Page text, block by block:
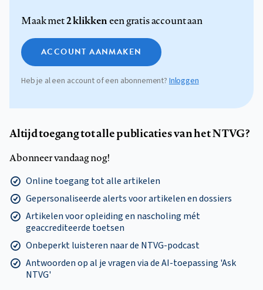
Maak met2 klikkeneen gratis account aan
ACCOUNT AANMAKEN
Heb je al een account of een abonnement?Inloggen
Altijd toegang tot alle publicaties van het NTVG?
Abonneer vandaag nog!
Online toegang tot alle artikelen
Gepersonaliseerde alerts voor artikelen en dossiers
Artikelen voor opleiding en nascholing mét
geaccrediteerde toetsen
Onbeperkt luisteren naar de NTVG-podcast
Antwoorden op al je vragen via de AI-toepassing 'Ask
NTVG'